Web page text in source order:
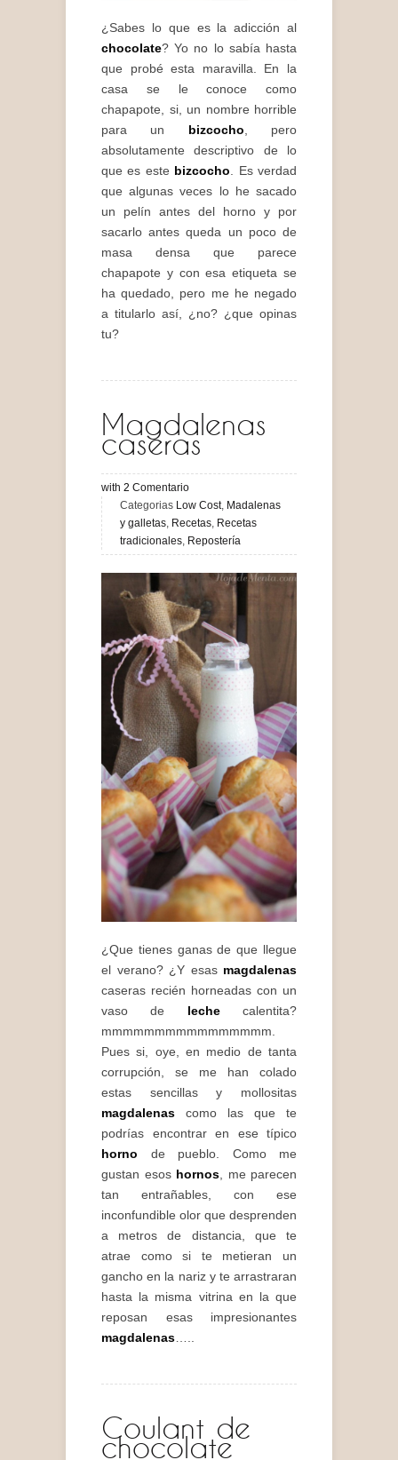
¿Sabes lo que es la adicción al
chocolate? Yo no lo sabía hasta
que probé esta maravilla. En la
casa se le conoce como
chapapote, si, un nombre horrible
para un bizcocho, pero
absolutamente descriptivo de lo
que es este bizcocho. Es verdad
que algunas veces lo he sacado
un pelín antes del horno y por
sacarlo antes queda un poco de
masa densa que parece
chapapote y con esa etiqueta se
ha quedado, pero me he negado
a titularlo así, ¿no? ¿que opinas
tu?
Magdalenas
caseras
with 2 Comentario
Categorias Low Cost, Madalenas
y galletas, Recetas, Recetas
tradicionales, Repostería
¿Que tienes ganas de que llegue
el verano? ¿Y esas magdalenas
caseras recién horneadas con un
vaso de lechecalentita?
mmmmmmmmmmmmmmmm.
Pues si, oye, en medio de tanta
corrupción, se me han colado
estas sencillas y mollositas
magdalenas como las que te
podrías encontrar en ese típico
horno de pueblo. Como me
gustan esos hornos , me parecen
tan entrañables, con ese
inconfundible olor que desprenden
a metros de distancia, que te
atrae como si te metieran un
gancho en la nariz y te arrastraran
hasta la misma vitrina en la que
reposan esas impresionantes
magdalenas
Coulant de
chocolate